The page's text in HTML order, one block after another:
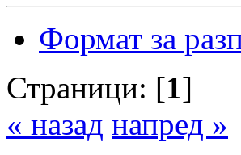
Формат за
Страници: [1]
« назад напред »